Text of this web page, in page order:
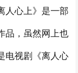
人心上》是一部
品，虽然网上也
电视剧《离人心